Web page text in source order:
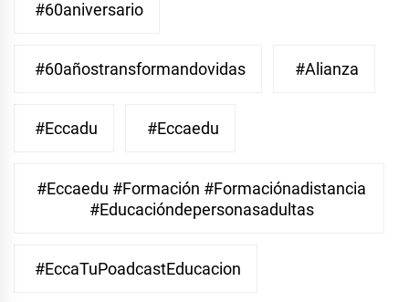
#60aniversario
#60añostransformandovidas #Alianza
#eccadu #eccaedu
#eccaedu #formación #formaciónadistancia
#educacióndepersonasadultas
#EccaTuPoadcastEducacion